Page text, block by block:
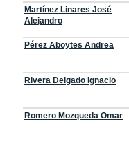
Martínez Linares José
Alejandro
Pérez Aboytes Andrea
Rivera Delgado Ignacio
Romero Mozqueda Omar